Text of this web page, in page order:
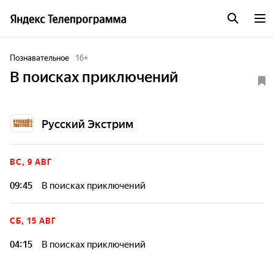
Познавательное 16+
В поисках приключений
Русский Экстрим
ВС, 9 АВГ
09:45 В поисках приключений
СБ, 15 АВГ
04:15 В поисках приключений